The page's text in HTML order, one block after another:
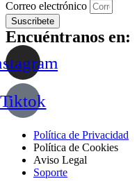
Correo electrónico
Suscribete
Encuéntranos en:
Tiktok
Política de Privacidad
Política de Cookies
Aviso Legal
Soporte